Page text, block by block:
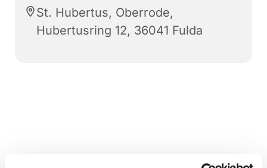
St. Hubertus, Oberrode,
Hubertusring 12, 36041 Fulda